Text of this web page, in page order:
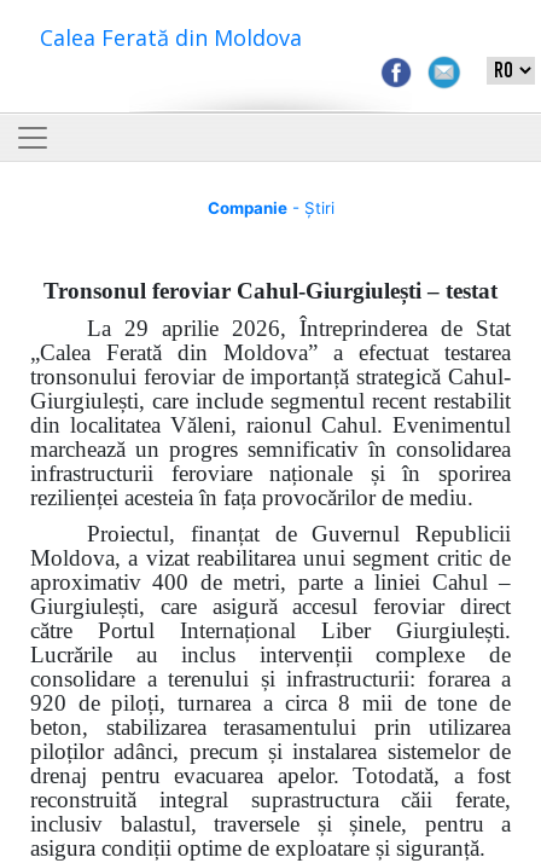
Calea Ferată din Moldova
Companie- Știri
Tronsonul feroviar Cahul-Giurgiulești – testat
La 29 aprilie 2026, Întreprinderea de Stat
„Calea Ferată din Moldova” a efectuat testarea
tronsonului feroviar de importanță strategică Cahul-
Giurgiulești, care include segmentul recent restabilit
din localitatea Văleni, raionul Cahul. Evenimentul
marchează un progres semnificativ în consolidarea
infrastructurii feroviare naționale și în sporirea
rezilienței acesteia în fața provocărilor de mediu.
Proiectul, finanțat de Guvernul Republicii
Moldova, a vizat reabilitarea unui segment critic de
aproximativ 400 de metri, parte a liniei Cahul –
Giurgiulești, care asigură accesul feroviar direct
către Portul Internațional Liber Giurgiulești.
Lucrările au inclus intervenții complexe de
consolidare a terenului și infrastructurii: forarea a
920 de piloți, turnarea a circa 8 mii de tone de
beton, stabilizarea terasamentului prin utilizarea
piloților adânci, precum și instalarea sistemelor de
drenaj pentru evacuarea apelor. Totodată, a fost
reconstruită integral suprastructura căii ferate,
inclusiv balastul, traversele și șinele, pentru a
asigura condiții optime de exploatare și siguranță.